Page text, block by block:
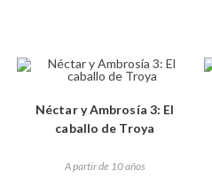
Néctar y Ambrosía 3: El
caballo de Troya
A partir de 10 años